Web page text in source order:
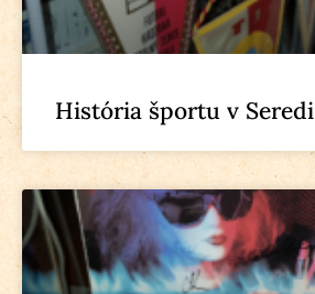
História športu v Seredi